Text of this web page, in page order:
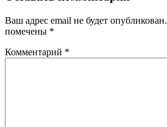
Ваш адрес email не будет опубликован.
помечены *
Комментарий *